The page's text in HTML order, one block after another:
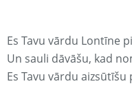
Es Tavu vārdu Lontīne
Un sauli dāvāšu, kad
Es Tavu vārdu